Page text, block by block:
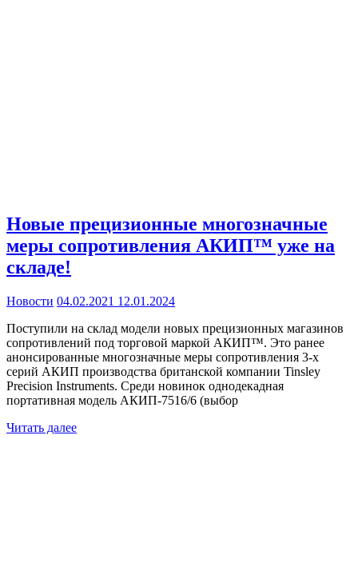
Новые прецизионные многозначные
меры сопротивления АКИП™ уже на
складе!
Новости 04.02.2021 12.01.2024
Поступили на склад модели новых прецизионных магазинов
сопротивлений под торговой маркой АКИП™. Это ранее
анонсированные многозначные меры сопротивления 3-х
серий АКИП производства британской компании Tinsley
Precision Instruments. Среди новинок однодекадная
портативная модель АКИП-7516/6 (выбор
Читать далее